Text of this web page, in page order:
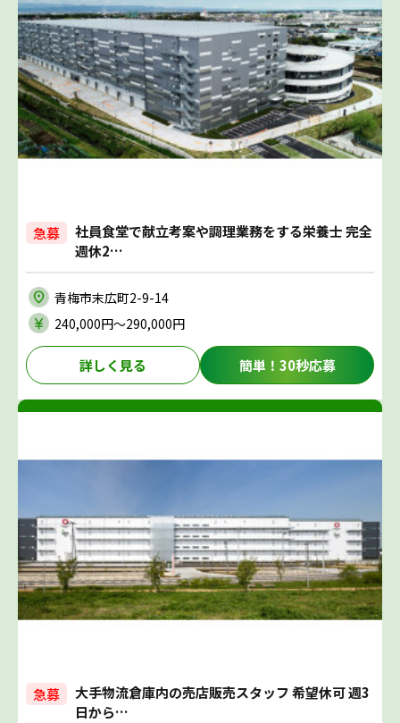
急募
社員食堂で献立考案や調理業務をする栄養士 完全
週休2…
青梅市末広町2-9-14
240,000円〜290,000円
詳しく見る 簡単！30秒応募
急募
大手物流倉庫内の売店販売スタッフ 希望休可 週3
日から…